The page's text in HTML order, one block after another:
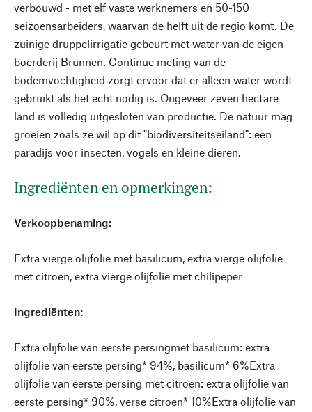
verbouwd - met elf vaste werknemers en 50-150
seizoensarbeiders, waarvan de helft uit de regio komt. De
zuinige druppelirrigatie gebeurt met water van de eigen
boerderij Brunnen. Continue meting van de
bodemvochtigheid zorgt ervoor dat er alleen water wordt
gebruikt als het echt nodig is. Ongeveer zeven hectare
land is volledig uitgesloten van productie. De natuur mag
groeien zoals ze wil op dit "biodiversiteitseiland": een
paradijs voor insecten, vogels en kleine dieren.
Ingrediënten en opmerkingen:
Verkoopbenaming:
Extra vierge olijfolie met basilicum, extra vierge olijfolie
met citroen, extra vierge olijfolie met chilipeper
Ingrediënten:
Extra olijfolie van eerste persingmet basilicum: extra
olijfolie van eerste persing* 94%, basilicum* 6%Extra
olijfolie van eerste persing met citroen: extra olijfolie van
eerste persing* 90%, verse citroen* 10%Extra olijfolie van